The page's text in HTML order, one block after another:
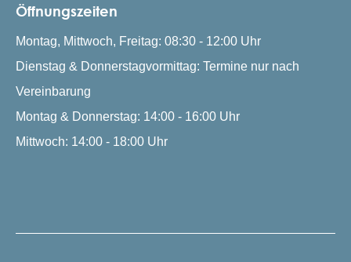
Öffnungszeiten
Montag, Mittwoch, Freitag: 08:30 - 12:00 Uhr
Dienstag & Donnerstagvormittag: Termine nur nach
Vereinbarung
Montag & Donnerstag: 14:00 - 16:00 Uhr
Mittwoch: 14:00 - 18:00 Uhr